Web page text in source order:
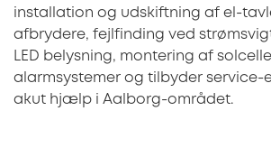
installation og udskiftning af el-
afbrydere, fejlfinding ved
LED belysning, montering af
alarmsystemer og tilbyder service-
akut hjælp i Aalborg-området.